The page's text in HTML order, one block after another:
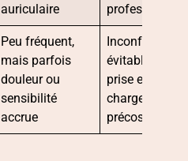
auriculaire
Peu fréquent,
mais parfois
douleur ou
sensibilité
accrue
Inconfort
évitable si
prise en
charge
précose